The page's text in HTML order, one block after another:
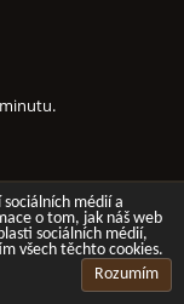
sociálních médií a
o tom, jak náš web
sociálních médií,
všech těchto cookies.
Rozumím